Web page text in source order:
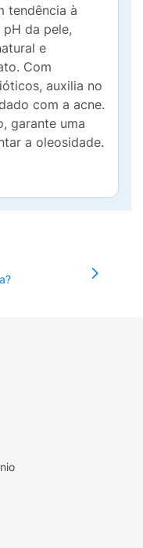
tendência à
da pele,
e
Com
auxilia no
com a acne.
garante uma
a oleosidade.